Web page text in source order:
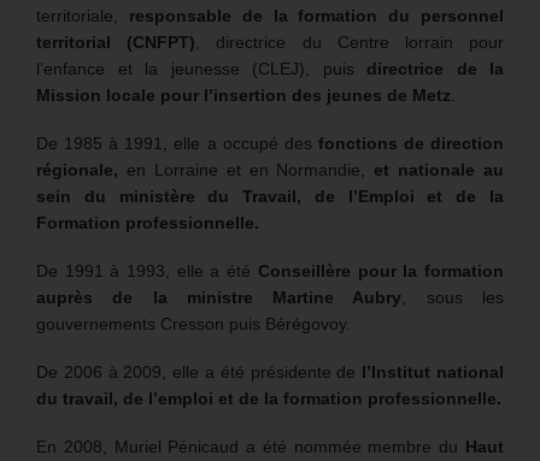
territoriale, responsable de la formation du personnel
territorial (CNFPT) , directrice du Centre lorrain pour
l’enfance et la jeunesse (CLEJ), puis directrice de la
Mission locale pour l’insertion des jeunes de Metz
De 1985 à 1991, elle a occupé des fonctions de direction
régionale, en Lorraine et en Normandie,
et nationale au
sein du ministère du Travail, de l’Emploi et de la
Formation professionnelle.
De 1991 à 1993, elle a été Conseillère pour la formation
auprès de la ministre Martine Aubry , sous les
gouvernements Cresson puis Bérégovoy.
De 2006 à 2009, elle a été présidente de l’Institut national
du travail, de l’emploi et de la formation professionnelle.
En 2008, Muriel Pénicaud a été nommée membre du Haut